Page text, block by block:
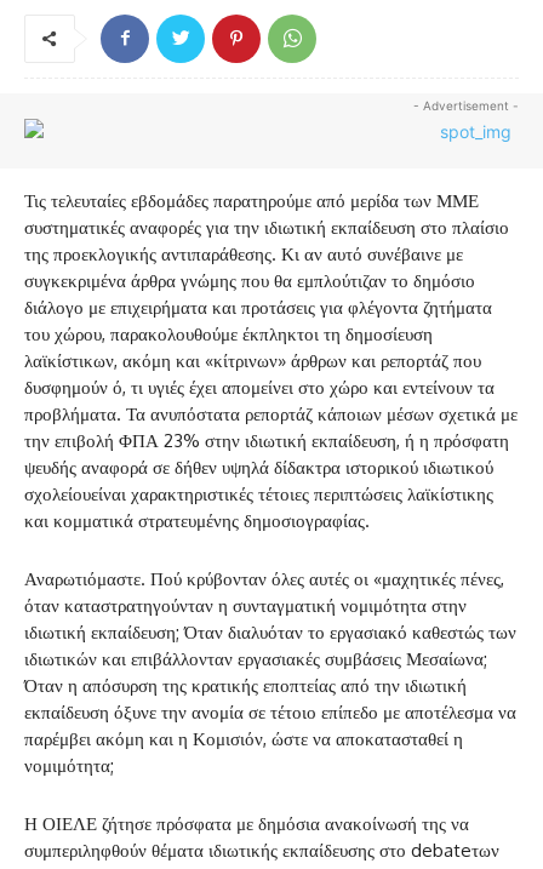
- Advertisement -
Τις τελευταίες εβδομάδες παρατηρούμε από μερίδα των ΜΜΕ
συστηματικές αναφορές για την ιδιωτική εκπαίδευση στο πλαίσιο
της προεκλογικής αντιπαράθεσης. Κι αν αυτό συνέβαινε με
συγκεκριμένα άρθρα γνώμης που θα εμπλούτιζαν το δημόσιο
διάλογο με επιχειρήματα και προτάσεις για φλέγοντα ζητήματα
του χώρου, παρακολουθούμε έκπληκτοι τη δημοσίευση
λαϊκίστικων, ακόμη και «κίτρινων» άρθρων και ρεπορτάζ που
δυσφημούν ό, τι υγιές έχει απομείνει στο χώρο και εντείνουν τα
προβλήματα. Τα ανυπόστατα ρεπορτάζ κάποιων μέσων σχετικά με
την επιβολή ΦΠΑ 23% στην ιδιωτική εκπαίδευση, ή η πρόσφατη
ψευδής αναφορά σε δήθεν υψηλά δίδακτρα ιστορικού ιδιωτικού
σχολείουείναι χαρακτηριστικές τέτοιες περιπτώσεις λαϊκίστικης
και κομματικά στρατευμένης δημοσιογραφίας.
Αναρωτιόμαστε. Πού κρύβονταν όλες αυτές οι «μαχητικές πένες,
όταν καταστρατηγούνταν η συνταγματική νομιμότητα στην
ιδιωτική εκπαίδευση; Όταν διαλυόταν το εργασιακό καθεστώς των
ιδιωτικών και επιβάλλονταν εργασιακές συμβάσεις Μεσαίωνα;
Όταν η απόσυρση της κρατικής εποπτείας από την ιδιωτική
εκπαίδευση όξυνε την ανομία σε τέτοιο επίπεδο με αποτέλεσμα να
παρέμβει ακόμη και η Κομισιόν, ώστε να αποκατασταθεί η
νομιμότητα;
Η ΟΙΕΛΕ ζήτησε πρόσφατα με δημόσια ανακοίνωσή της να
συμπεριληφθούν θέματα ιδιωτικής εκπαίδευσης στο debateτων